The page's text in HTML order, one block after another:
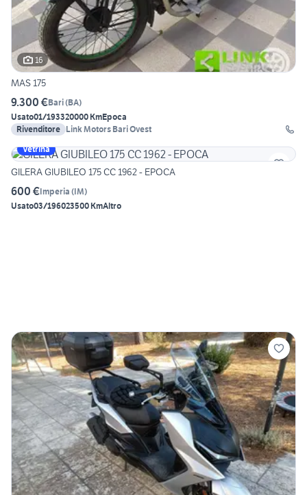
16
MAS 175
9.300 €Bari(BA)
Usato01/193320000 KmEpoca
Rivenditore Link Motors Bari Ovest
Vetrina
GILERA GIUBILEO 175 CC 1962 - EPOCA
600 €Imperia (IM)
Usato03/196023500 KmAltro